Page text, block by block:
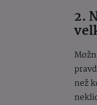
2.
než